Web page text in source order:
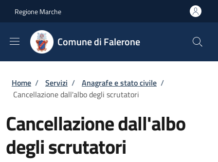
Regione Marche
Comune di Falerone
Briciole di pane
Home / Servizi / Anagrafe e stato civile /
Cancellazione dall'albo degli scrutatori
Cancellazione dall'albo
degli scrutatori